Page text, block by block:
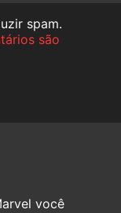
spam.
são
você